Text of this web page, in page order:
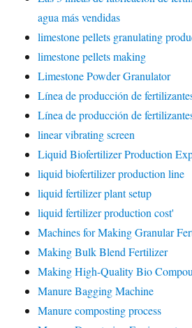
agua más vendidas
limestone pellets granulating
limestone pellets making
Limestone Powder Granulator
Línea de producción de
Línea de producción de
linear vibrating screen
Liquid Biofertilizer Production
liquid biofertilizer production line
liquid fertilizer plant setup
liquid fertilizer production cost'
Machines for Making Granular
Making Bulk Blend Fertilizer
Making High-Quality Bio
Manure Bagging Machine
Manure composting process